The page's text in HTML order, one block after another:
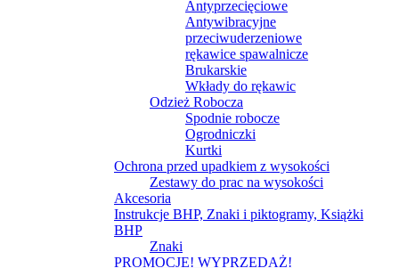
Antyprzecięciowe
Antywibracyjne
przeciwuderzeniowe
rękawice spawalnicze
Brukarskie
Wkłady do rękawic
Odzież Robocza
Spodnie robocze
Ogrodniczki
Kurtki
Ochrona przed upadkiem z wysokości
Zestawy do prac na wysokości
Akcesoria
Instrukcje BHP, Znaki i piktogramy, Książki
BHP
Znaki
PROMOCJE! WYPRZEDAŻ!